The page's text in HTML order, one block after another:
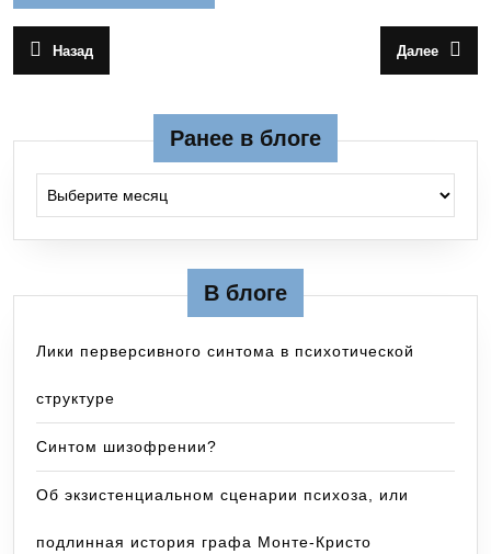
Навигация
по
Назад
Предыдущая
запись:
Далее
запись:
Ранее в блоге
В блоге
Лики перверсивного синтома в психотической
структуре
Синтом шизофрении?
Об экзистенциальном сценарии психоза, или
подлинная история графа Монте-Кристо